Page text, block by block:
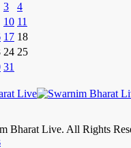
3
4
10 11
17 18
24 25
31
Bharat Live. All Rights